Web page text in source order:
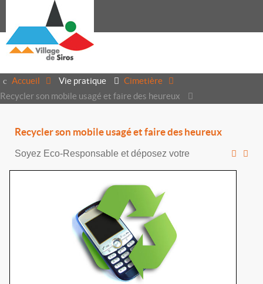
Accueil Vie pratique
Cimetière
Recycler son mobile usagé et faire des heureux
Recycler son mobile usagé et faire des heureux
Soyez Eco-Responsable et déposez votre